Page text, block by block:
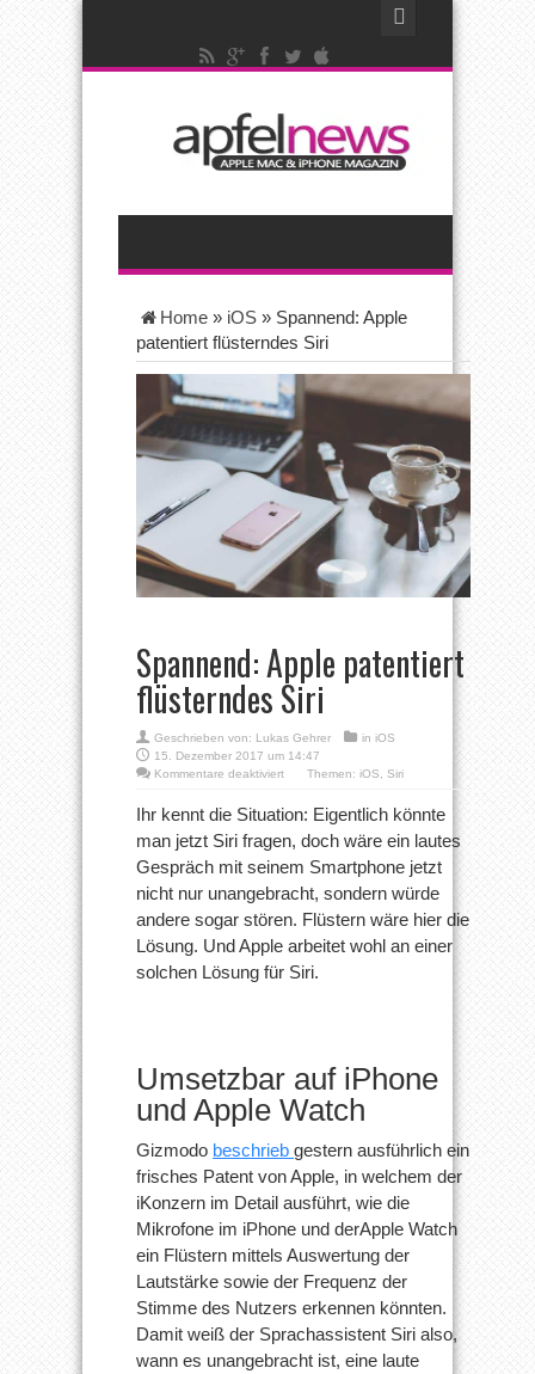
Home » iOS » Spannend: Apple
patentiert flüsterndes Siri
Spannend: Apple patentiert
flüsterndes Siri
Geschrieben von: Lukas Gehrer in iOS
15. Dezember 2017 um 14:47
Kommentare deaktiviertfür
Apple
patentiert
flüsterndes
Themen: iOS Siri
Ihr kennt die Situation: Eigentlich könnte
man jetzt Siri fragen, doch wäre ein lautes
Gespräch mit seinem Smartphone jetzt
nicht nur unangebracht, sondern würde
andere sogar stören. Flüstern wäre hier die
Lösung. Und Apple arbeitet wohl an einer
solchen Lösung für Siri.
Umsetzbar auf iPhone
und Apple Watch
Gizmodo beschrieb gestern ausführlich ein
frisches Patent von Apple, in welchem der
iKonzern im Detail ausführt, wie die
Mikrofone im iPhone und derApple Watch
ein Flüstern mittels Auswertung der
Lautstärke sowie der Frequenz der
Stimme des Nutzers erkennen könnten.
Damit weiß der Sprachassistent Siri also,
wann es unangebracht ist, eine laute